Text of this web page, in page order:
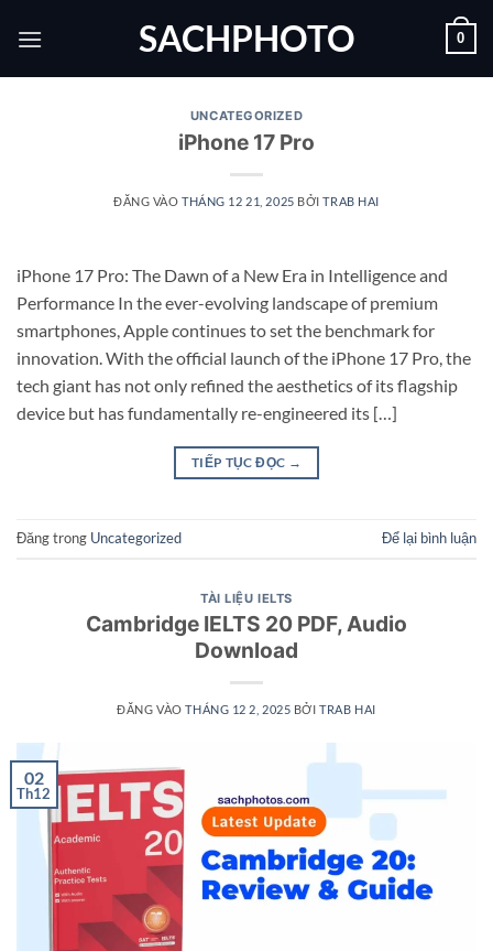
qua
SACHPHOTO 0
UNCATEGORIZED
iPhone 17 Pro
ĐĂNG VÀOTHÁNG 12 21, 2025 BỞITRAB HAI
iPhone 17 Pro: The Dawn of a New Era in Intelligence and
Performance In the ever-evolving landscape of premium
smartphones, Apple continues to set the benchmark for
innovation. With the official launch of the iPhone 17 Pro, the
tech giant has not only refined the aesthetics of its flagship
device but has fundamentally re-engineered its […]
TIẾP TỤC ĐỌC →
Đăng trong Uncategorized Để lại bình luận
TÀI LIỆU IELTS
Cambridge IELTS 20 PDF, Audio
Download
ĐĂNG VÀOTHÁNG 12 2, 2025 BỞITRAB HAI
02
Th12